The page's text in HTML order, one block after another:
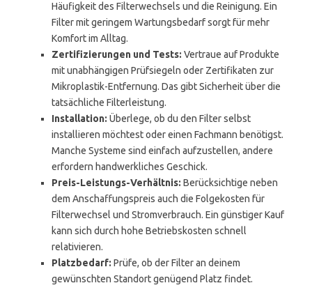
Häufigkeit des Filterwechsels und die Reinigung. Ein
Filter mit geringem Wartungsbedarf sorgt für mehr
Komfort im Alltag.
Zertifizierungen und Tests: Vertraue auf Produkte
mit unabhängigen Prüfsiegeln oder Zertifikaten zur
Mikroplastik-Entfernung. Das gibt Sicherheit über die
tatsächliche Filterleistung.
Installation: Überlege, ob du den Filter selbst
installieren möchtest oder einen Fachmann benötigst.
Manche Systeme sind einfach aufzustellen, andere
erfordern handwerkliches Geschick.
Preis-Leistungs-Verhältnis: Berücksichtige neben
dem Anschaffungspreis auch die Folgekosten für
Filterwechsel und Stromverbrauch. Ein günstiger Kauf
kann sich durch hohe Betriebskosten schnell
relativieren.
Platzbedarf: Prüfe, ob der Filter an deinem
gewünschten Standort genügend Platz findet.